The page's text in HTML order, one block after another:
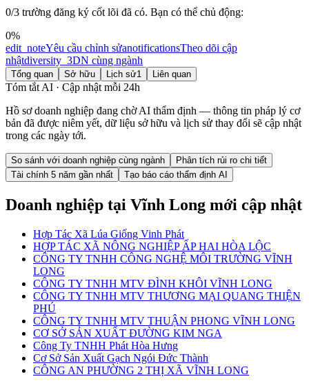
0/3 trường đăng ký cốt lõi đã có. Bạn có thể chủ động:
0%
edit_noteYêu cầu chỉnh sửanotificationsTheo dõi cập
nhậtdiversity_3DN cùng ngành
Tổng quan Sở hữu Lịch sử1 Liên quan
Tóm tắt AI · Cập nhật mỗi 24h
Hồ sơ doanh nghiệp đang chờ AI thẩm định — thông tin pháp lý cơ
bản đã được niêm yết, dữ liệu sở hữu và lịch sử thay đổi sẽ cập nhật
trong các ngày tới.
So sánh với doanh nghiệp cùng ngành
Phân tích rủi ro chi tiết
Tài chính 5 năm gần nhất
Tạo báo cáo thẩm định AI
Doanh nghiệp tại Vĩnh Long mới cập nhật
Hợp Tác Xã Lúa Giống Vinh Phát
HỢP TÁC XÃ NÔNG NGHIỆP ẤP HAI HÒA LỘC
CÔNG TY TNHH CÔNG NGHỆ MÔI TRƯỜNG VĨNH
LONG
CÔNG TY TNHH MTV ĐÌNH KHÔI VĨNH LONG
CÔNG TY TNHH MTV THƯƠNG MẠI QUANG THIỆN
PHÚ
CÔNG TY TNHH MTV THUẬN PHONG VĨNH LONG
CƠ SỞ SẢN XUẤT ĐƯỜNG KIM NGA
Công Ty TNHH Phát Hòa Hưng
Cơ Sở Sản Xuất Gạch Ngói Đức Thành
CÔNG AN PHƯỜNG 2 THỊ XÃ VĨNH LONG